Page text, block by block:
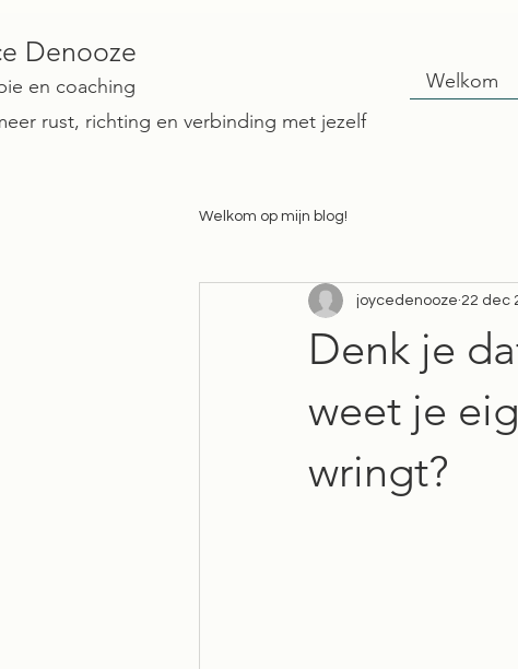
Denooze
en coaching
rust, richting en verbinding met jezelf
Welkom
Welkom op mijn blog!
Denk je
weet je
wringt?
joycedenooze 22 dec